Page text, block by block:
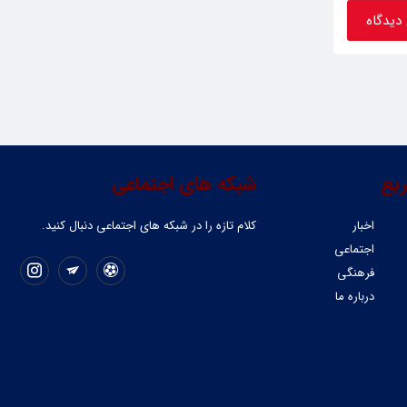
شبکه های اجتماعی
کلام تازه را در شبکه ‌های اجتماعی دنبال کنید.
اخبار
اجتماعی
فرهنگی
درباره ما